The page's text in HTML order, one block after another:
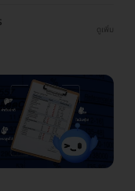
ดูเพิ่ม